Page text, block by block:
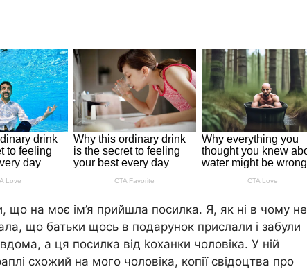
на моє ім’я прийшла посилка. Я, як ні в чому не
що батьки щось в подарунок прислали і забули
а ця посилка від kоханки чоловіка. У ній
схожий на мого чоловіка, копії свідоцтва про